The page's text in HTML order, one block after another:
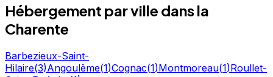
Hébergement par ville dans la
Charente
Barbezieux-Saint-
Hilaire(3)Angoulême(1)Cognac(1)Montmoreau(1)Roullet-